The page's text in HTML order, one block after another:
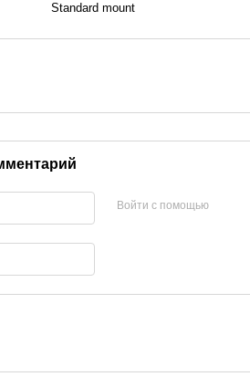
Standard mount
Войти с помощью